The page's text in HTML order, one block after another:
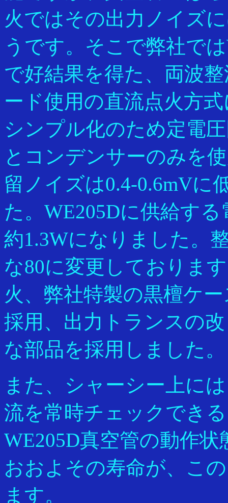
火ではその出力ノイズ
うです。そこで弊社で
で好結果を得た、両波
ード使用の直流点火方
シンプル化のため定電
とコンデンサーのみを
留ノイズは0.4-0.6mVに
た。WE205Dに供給す
約1.3Wになりました。
な80に変更しておりま
火、弊社特製の黒檀ケ
採用、出力トランスの
な部品を採用しました。
また、シャーシー上に
流を常時チェックでき
WE205D真空管の動作
おおよその寿命が、こ
ます。